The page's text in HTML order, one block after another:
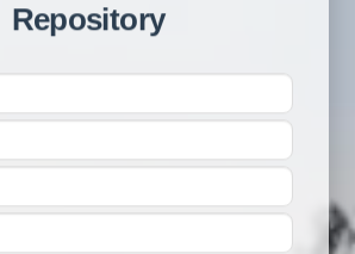
Repository